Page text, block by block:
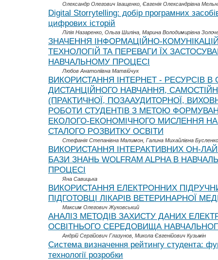
Олександр Олегович Іващенко, Євгенія Олександрівна
Digital Storrytelling: добір програмних
цифрових історій
Лілія Назаренко, Ольга Шиліна, Марина Володимирівна
ЗНАЧЕННЯ ІНФОРМАЦІЙНО-
ТЕХНОЛОГІЙ ТА ПЕРЕВАГИ ЇХ
НАВЧАЛЬНОМУ ПРОЦЕСІ
Любов Анатоліївна Матвійчук
ВИКОРИСТАННЯ ІНТЕРНЕТ - РЕСУРСІВ В
ДИСТАНЦІЙНОГО НАВЧАННЯ,
(ПРАКТИЧНОЇ, ПОЗААУДИТОРНОЇ,
РОБОТИ СТУДЕНТІВ З МЕТОЮ
ЕКОЛОГО-ЕКОНОМІЧНОГО МИСЛЕННЯ
СТАЛОГО РОЗВИТКУ ОСВІТИ
Стефанія Степанівна Малимон, Галина Михайлівна Бусленко
ВИКОРИСТАННЯ ІНТЕРАКТИВНИХ ОН-
БАЗИ ЗНАНЬ WOLFRAM ALPHA В
ПРОЦЕСІ
Яна Савицька
ВИКОРИСТАННЯ ЕЛЕКТРОННИХ
ПІДГОТОВЦІ ЛІКАРІВ ВЕТЕРИНАРНОЇ
Максим Олегович Жуковський
АНАЛІЗ МЕТОДІВ ЗАХИСТУ ДАНИХ
ОСВІТНЬОГО СЕРЕДОВИЩА
Андрій Сергійович Глазунов, Микола Євгенійович Кузьмін
Система визначення рейтингу студента:
технології розробки